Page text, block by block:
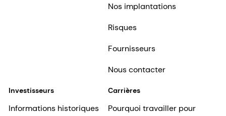
Nos implantations
Risques
Fournisseurs
Nous contacter
Investisseurs
Informations historiques
Carrières
Pourquoi travailler pour